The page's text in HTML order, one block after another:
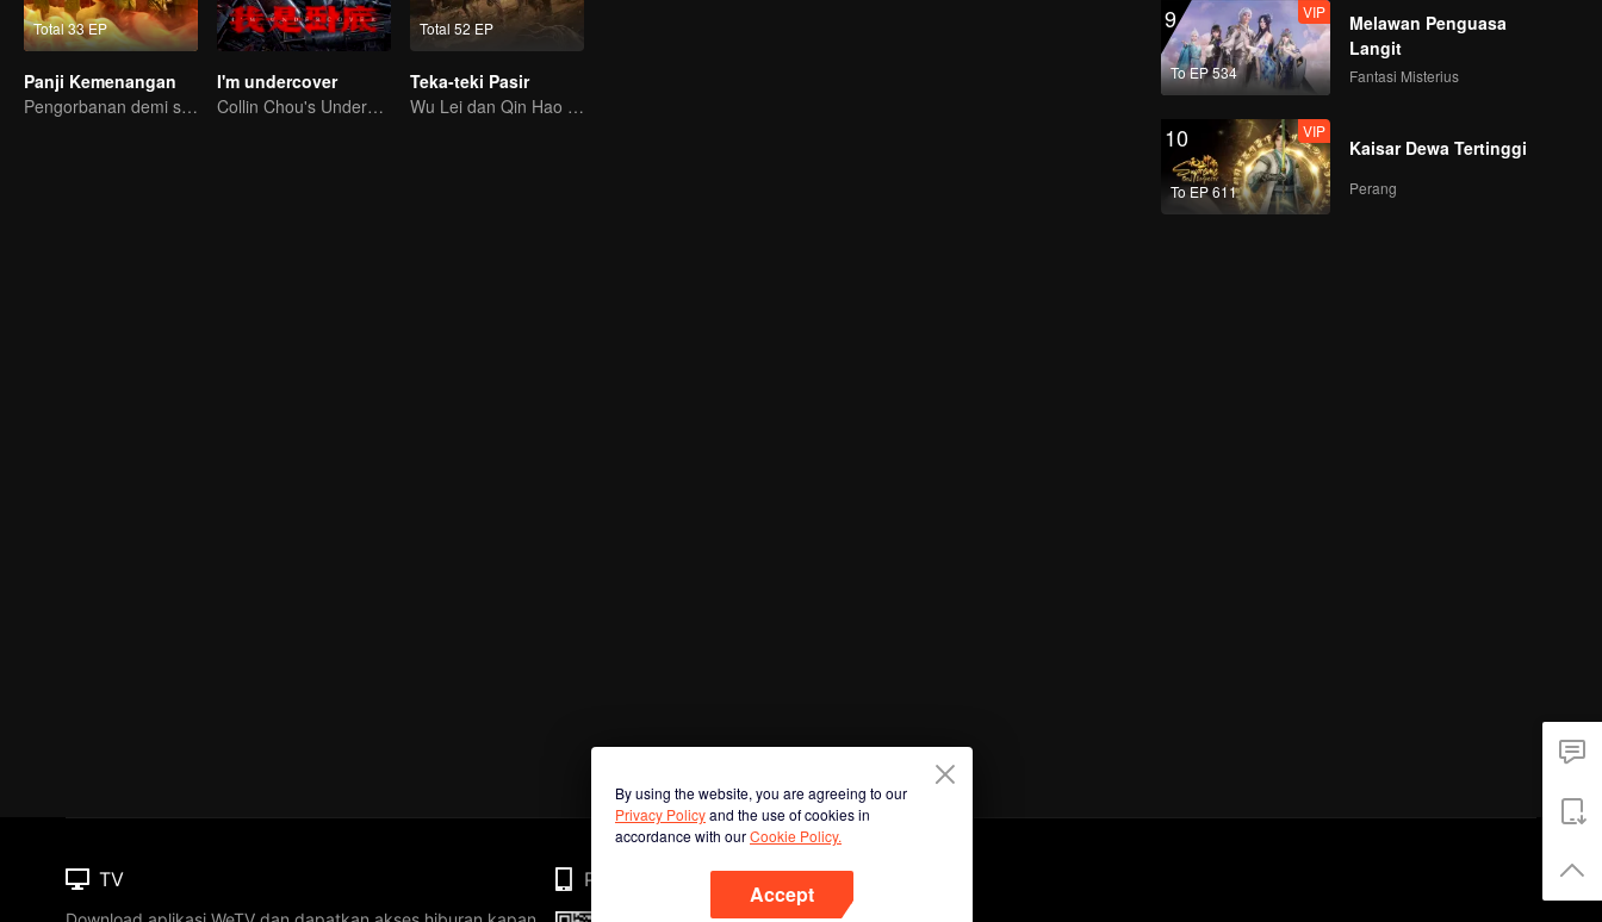
Total 33 EP
Panji Kemenangan
Pengorbanan demi sebuah kemenangan
I'm undercover
Collin Chou's Undercover War
Total 52 EP
Teka-teki Pasir
Wu Lei dan Qin Hao memulai Perjalanan Eksplorasi
9
To EP 534
VIP
Melawan Penguasa
Langit
Fantasi Misterius
10
To EP 611
VIP
Kaisar Dewa Tertinggi
Perang
By using the website, you are agreeing to our
Privacy Policyand the use of cookies in
accordance with ourCookie Policy.
Accept
TV Phone